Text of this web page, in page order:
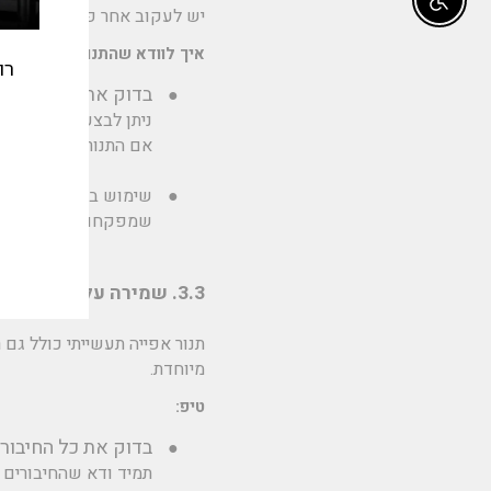
יש לעקוב אחר פעולתו של
איך לוודא שהתנור מחמם
● בדוק את
ניתן לבצע בדיקה
אם התנור לא מחמם
●
שימוש במערכות
שמפקחות על
3.3. שמירה על רכיבים חשמליים
תנור אפייה תעשייתי כולל
מיוחדת.
טיפ:
● בדוק את כל
תמיד ודא שהחיבורים
Enable accessibility